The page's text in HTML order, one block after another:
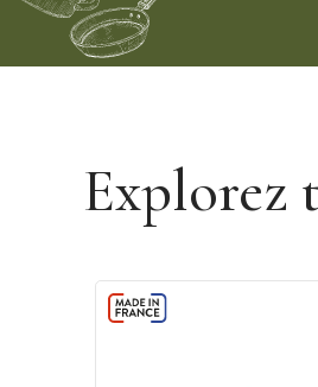
Explorez